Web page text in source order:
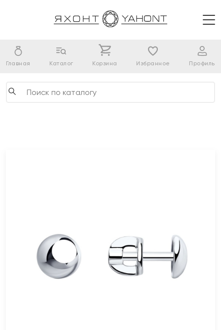
Главная Каталог Корзина Избранное Профиль